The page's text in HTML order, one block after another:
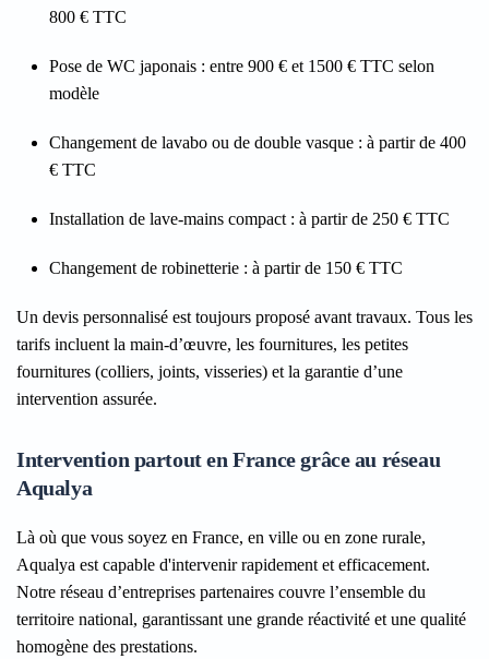
800 € TTC
Pose de WC japonais : entre 900 € et 1500 € TTC selon
modèle
Changement de lavabo ou de double vasque : à partir de 400
€ TTC
Installation de lave-mains compact : à partir de 250 € TTC
Changement de robinetterie : à partir de 150 € TTC
Un devis personnalisé est toujours proposé avant travaux. Tous les
tarifs incluent la main-d’œuvre, les fournitures, les petites
fournitures (colliers, joints, visseries) et la garantie d’une
intervention assurée.
Intervention partout en France grâce au réseau
Aqualya
Là où que vous soyez en France, en ville ou en zone rurale,
Aqualya est capable d'intervenir rapidement et efficacement.
Notre réseau d’entreprises partenaires couvre l’ensemble du
territoire national, garantissant une grande réactivité et une qualité
homogène des prestations.